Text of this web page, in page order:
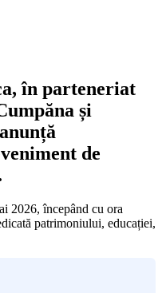
în parteneriat
și
de
2026, începând cu ora
patrimoniului, educației,